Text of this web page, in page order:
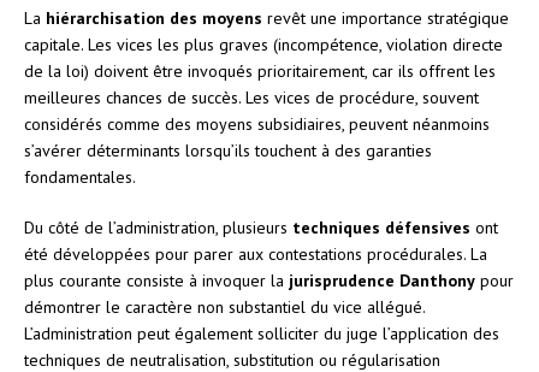
La hiérarchisation des moyens revêt une importance stratégique
capitale. Les vices les plus graves (incompétence, violation directe
de la loi) doivent être invoqués prioritairement, car ils offrent les
meilleures chances de succès. Les vices de procédure, souvent
considérés comme des moyens subsidiaires, peuvent néanmoins
s’avérer déterminants lorsqu’ils touchent à des garanties
fondamentales.
Du côté de l’administration, plusieurs techniques défensives ont
été développées pour parer aux contestations procédurales. La
plus courante consiste à invoquer la jurisprudence Danthony pour
démontrer le caractère non substantiel du vice allégué.
L’administration peut également solliciter du juge l’application des
techniques de neutralisation, substitution ou régularisation